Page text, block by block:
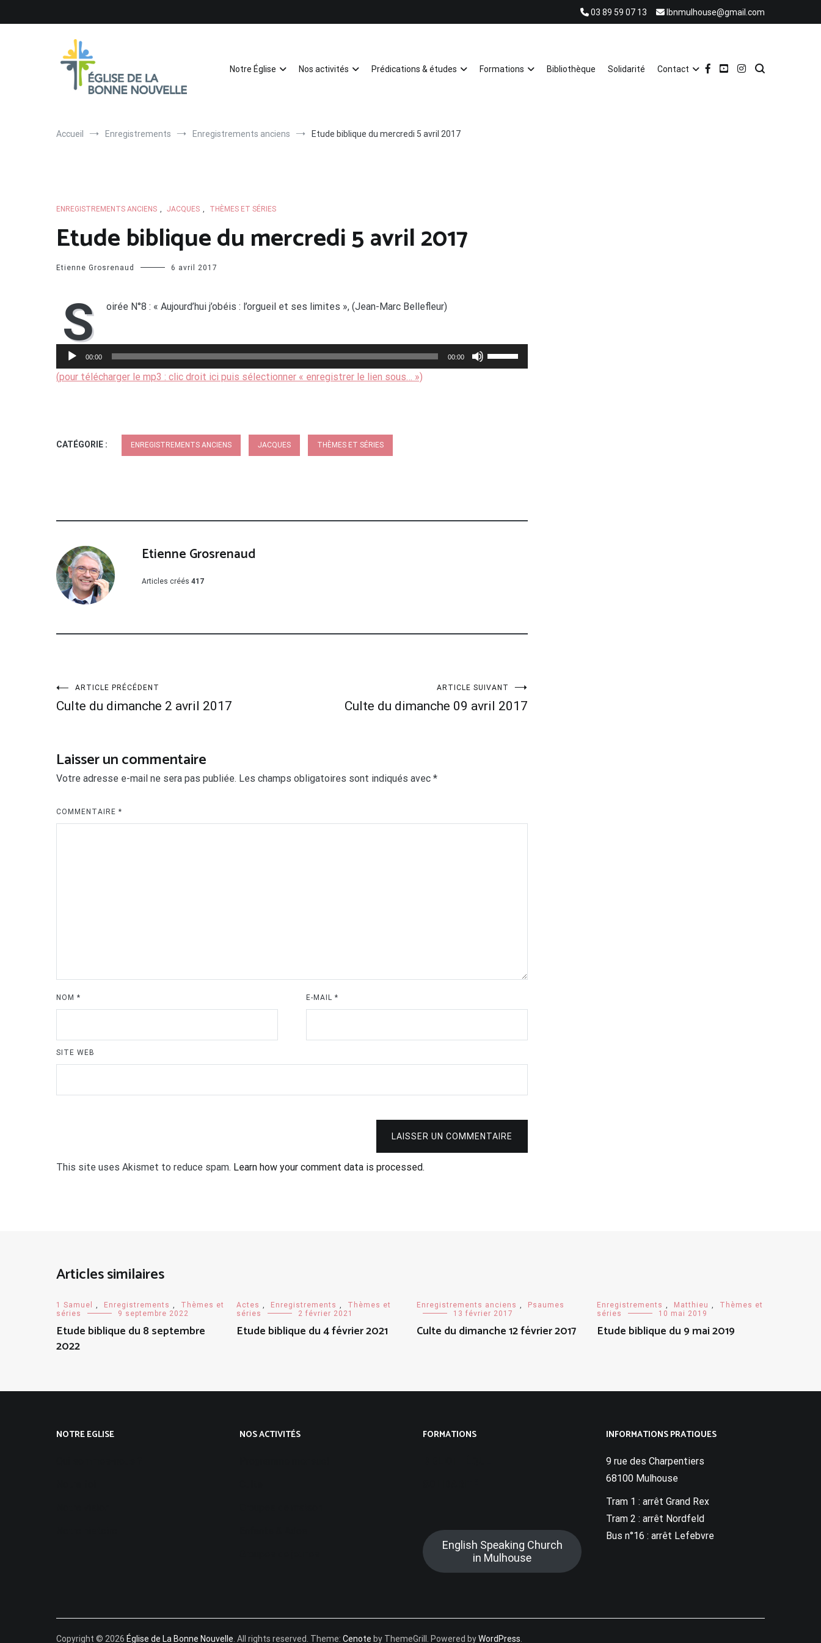
03 89 59 07 13 lbnmulhouse@gmail.com
Notre Église Nos activités Prédications & études Formations Bibliothèque Solidarité Contact
Accueil Enregistrements Enregistrements anciens Etude biblique du mercredi 5 avril 2017
ENREGISTREMENTS ANCIENS , JACQUES , THÈMES ET SÉRIES
Etude biblique du mercredi 5 avril 2017
Etienne Grosrenaud 6 avril 2017
S
oirée N°8 : « Aujourd’hui j’obéis : l’orgueil et ses limites », (Jean-Marc Bellefleur)
audio
00:00 00:00
Utilisez
les
(pour télécharger le mp3 : clic droit ici puis sélectionner « enregistrer le lien sous… »)
CATÉGORIE : ENREGISTREMENTS ANCIENS JACQUES THÈMES ET SÉRIES
Etienne Grosrenaud
Articles créés 417
Navigation
l’article
ARTICLE PRÉCÉDENT
Culte du dimanche 2 avril 2017
ARTICLE SUIVANT
Culte du dimanche 09 avril 2017
Laisser un commentaire
Votre adresse e-mail ne sera pas publiée. Les champs obligatoires sont indiqués avec *
COMMENTAIRE *
NOM * E-MAIL*
SITE WEB
LAISSER UN COMMENTAIRE
This site uses Akismet to reduce spam. Learn how your comment data is processed.
Articles similaires
1 Samuel , Enregistrements ,
Thèmes et
séries
9 septembre 2022
Etude biblique du 8 septembre
2022
Actes , Enregistrements ,
Thèmes et
séries
2 février 2021
Etude biblique du 4 février 2021
Enregistrements anciens ,
Psaumes
13 février 2017
Culte du dimanche 12 février 2017
Enregistrements , Matthieu ,
Thèmes et
séries
10 mai 2019
Etude biblique du 9 mai 2019
NOTRE EGLISE NOS ACTIVITÉS FORMATIONS
English Speaking Church
in Mulhouse
INFORMATIONS PRATIQUES
9 rue des Charpentiers
68100 Mulhouse
Tram 1 : arrêt Grand Rex
Tram 2 : arrêt Nordfeld
Bus n°16 : arrêt Lefebvre
Copyright © 2026 Église de La Bonne Nouvelle . All rights reserved. Theme: Cenote by ThemeGrill. Powered byWordPress